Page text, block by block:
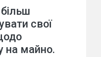
свої
на майно.